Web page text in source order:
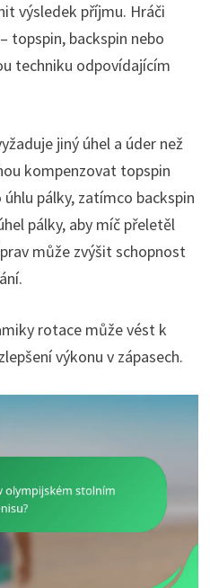
výsledek příjmu. Hráči
topspin, backspin nebo
techniku odpovídajícím
jiný úhel a úder než
kompenzovat topspin
pálky, zatímco backspin
pálky, aby míč přeletěl
může zvýšit schopnost
rotace může vést k
výkonu v zápasech.